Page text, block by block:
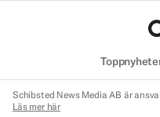
Schibsted News Media AB är
Läs mer här